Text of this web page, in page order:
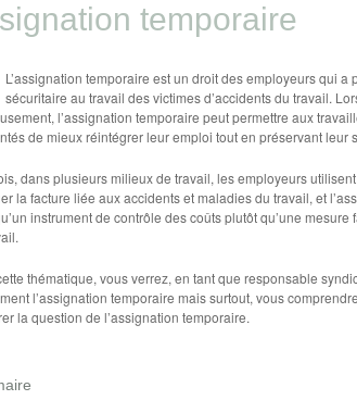
temporaire
L’assignation temporaire est un droit des employeurs qui a
sécuritaire au travail des victimes d’accidents du travail.
l’assignation temporaire peut permettre aux
de mieux réintégrer leur emploi tout en préservant leur
dans plusieurs milieux de travail, les employeurs
la facture liée aux accidents et maladies du travail, et
instrument de contrôle des coûts plutôt qu’une
thématique, vous verrez, en tant que responsable
l’assignation temporaire mais surtout, vous
la question de l’assignation temporaire.